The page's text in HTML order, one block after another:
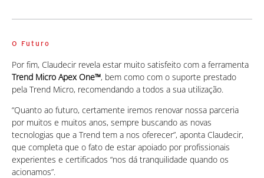
O Futuro
Por fim, Claudecir revela estar muito satisfeito com a ferramenta
Trend Micro Apex One™, bem como com o suporte prestado
pela Trend Micro, recomendando a todos a sua utilização.
“Quanto ao futuro, certamente iremos renovar nossa parceria
por muitos e muitos anos, sempre buscando as novas
tecnologias que a Trend tem a nos oferecer”, aponta Claudecir,
que completa que o fato de estar apoiado por profissionais
experientes e certificados “nos dá tranquilidade quando os
acionamos”.